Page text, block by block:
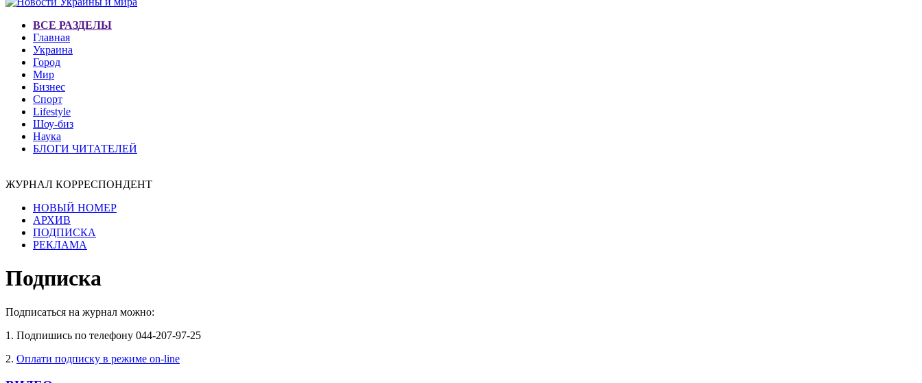
ВСЕ РАЗДЕЛЫ
Главная
Украина
Город
Мир
Бизнес
Спорт
Lifestyle
Шоу-биз
Наука
БЛОГИ ЧИТАТЕЛЕЙ
ЖУРНАЛ КОРРЕСПОНДЕНТ
НОВЫЙ НОМЕР
АРХИВ
ПОДПИСКА
РЕКЛАМА
Подписка
Подписаться на журнал можно:
1. Подпишись по телефону 044-207-97-25
2. Оплати подписку в режиме on-line